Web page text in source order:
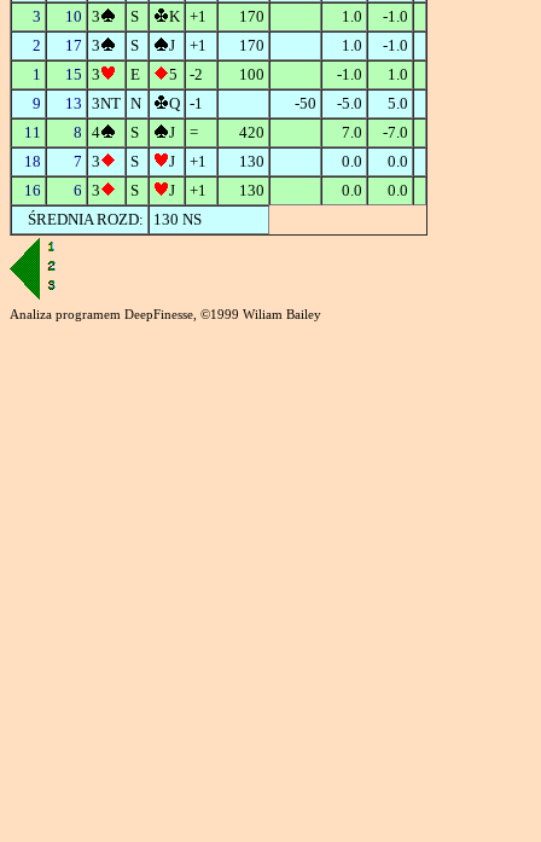
3
10 3 S K +1 170 1.0
-1.0
2
17 3 S J +1 170 1.0
-1.0
1
15 3 E 5 -2 100 -1.0
1.0
9
13 3NT N Q -1 -50 -5.0
5.0
11
8 4 S J = 420 7.0
-7.0
18
7 3 S J +1 130 0.0
0.0
16
6 3 S J +1 130 0.0
0.0
ŚREDNIA ROZD:
130 NS
Analiza programem DeepFinesse, ©1999 Wiliam Bailey